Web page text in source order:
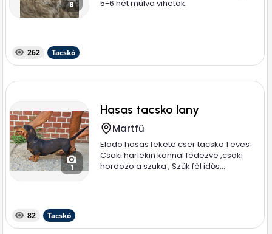
8
5-6 hét múlva vihetök.
262 Tacskó
1
Hasas tacsko lany
Martfű
Elado hasas fekete cser tacsko 1 eves
Csoki harlekin kannal fedezve ,csoki
hordozo a szuka , Szűk fèl idős...
82 Tacskó